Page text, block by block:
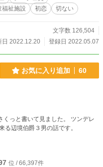
福祉施設 初恋 切ない
文字数 126,504
日 2022.12.20
登録日 2022.05.07
お気に入り追加 60
っと書いて見ました。 ツンデレ
る辺境伯爵３男の話です。
位 / 66,397件